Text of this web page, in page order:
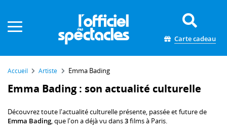
Carte cadeau
Accueil Artiste Emma Bading
Emma Bading : son actualité culturelle
Découvrez toute l'actualité culturelle présente, passée et future de
Emma Bading, que l'on a déjà vu dans3films à Paris.